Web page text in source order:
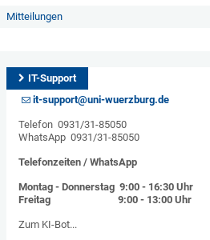
Mitteilungen
IT-Support
it-support@uni-wuerzburg.de
Telefon 0931/31-85050
WhatsApp 0931/31-85050
Telefonzeiten / WhatsApp
Montag - Donnerstag 9:00 - 16:30 Uhr
Freitag 9:00 - 13:00 Uhr
Zum KI-Bot...